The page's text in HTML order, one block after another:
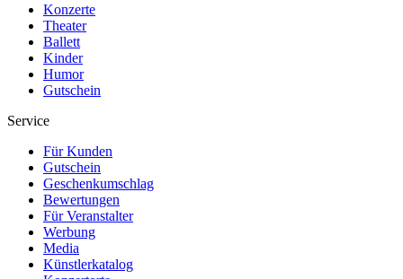
Konzerte
Theater
Ballett
Kinder
Humor
Gutschein
Service
Für Kunden
Gutschein
Geschenkumschlag
Bewertungen
Für Veranstalter
Werbung
Media
Künstlerkatalog